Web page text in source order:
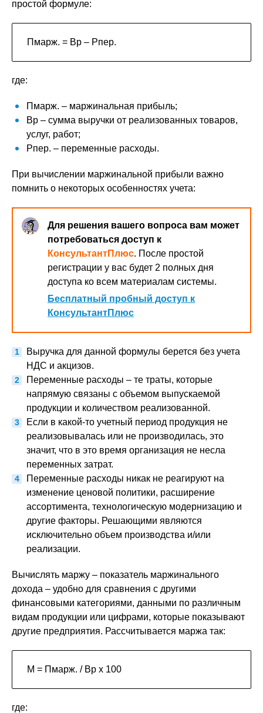
простой формуле:
П марж. = Вр – Рпер.
где:
П марж. – маржинальная прибыль;
Вр – сумма выручки от реализованных товаров,
услуг, работ;
Рпер. – переменные расходы.
При вычислении маржинальной прибыли важно
помнить о некоторых особенностях учета:
Для решения вашего вопроса вам может
потребоваться доступ к
КонсультантПлюс. После простой
регистрации у вас будет 2 полных дня
доступа ко всем материалам системы.
Бесплатный пробный доступ к
КонсультантПлюс
Выручка для данной формулы берется без учета
НДС и акцизов.
Переменные расходы – те траты, которые
напрямую связаны с объемом выпускаемой
продукции и количеством реализованной.
Если в какой-то учетный период продукция не
реализовывалась или не производилась, это
значит, что в это время организация не несла
переменных затрат.
Переменные расходы никак не реагируют на
изменение ценовой политики, расширение
ассортимента, технологическую модернизацию и
другие факторы. Решающими являются
исключительно объем производства и/или
реализации.
Вычислять маржу – показатель маржинального
дохода – удобно для сравнения с другими
финансовыми категориями, данными по различным
видам продукции или цифрами, которые показывают
другие предприятия. Рассчитывается маржа так:
М = П марж. / Вр х 100
где: